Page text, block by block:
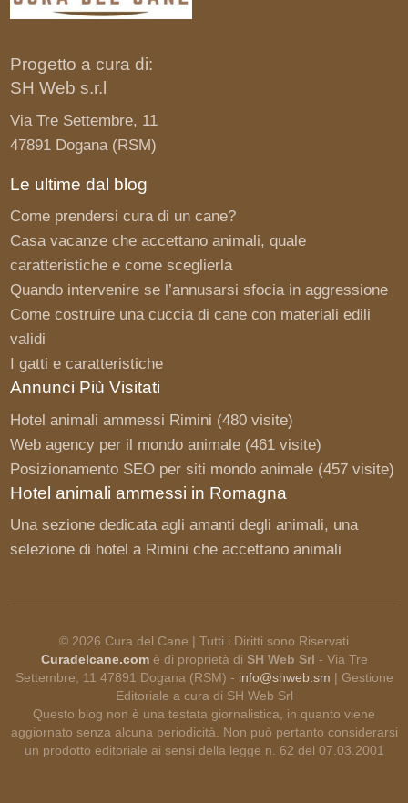
Progetto a cura di:
SH Web s.r.l
Via Tre Settembre, 11
47891 Dogana (RSM)
Le ultime dal blog
Come prendersi cura di un cane?
Casa vacanze che accettano animali, quale
caratteristiche e come sceglierla
Quando intervenire se l’annusarsi sfocia in aggressione
Come costruire una cuccia di cane con materiali edili
validi
I gatti e caratteristiche
Annunci Più Visitati
Hotel animali ammessi Rimini (480 visite)
Web agency per il mondo animale(461 visite)
Posizionamento SEO per siti mondo animale(457 visite)
Hotel animali ammessi in Romagna
Una sezione dedicata agli amanti degli animali, una
selezione di hotel a Rimini che accettano animali
© 2026 Cura del Cane | Tutti i Diritti sono Riservati
Curadelcane.comè di proprietà di SH Web Srl - Via Tre
Settembre, 11 47891 Dogana (RSM) - info@shweb.sm | Gestione
Editoriale a cura di SH Web Srl
Questo blog non è una testata giornalistica, in quanto viene
aggiornato senza alcuna periodicità. Non può pertanto considerarsi
un prodotto editoriale ai sensi della legge n. 62 del 07.03.2001